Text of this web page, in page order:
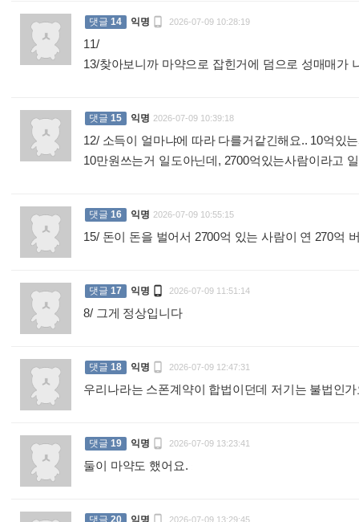
댓글 14 익명  2026-07-09 10:28:19
11/
13/찾아보니까 마약으로 잡힌거에 덤으로 성매매가
댓글 15 익명 2026-07-09 10:39:18
12/ 소득이 얼마냐에 따라 다를거같긴해요.. 10억있
10만원쓰는거 일도아닌데, 2700억있는사람이라고
댓글 16 익명 2026-07-09 10:55:15
15/ 돈이 돈을 벌어서 2700억 있는 사람이 연 270억
댓글 17 익명  2026-07-09 11:51:14
8/ 그게 정상입니다
댓글 18 익명  2026-07-09 12:47:31
우리나라는 스폰계약이 합법이던데 저기는 불법인
댓글 19 익명  2026-07-09 13:23:41
둘이 마약도 했어요.
댓글 20 익명 2026-07-09 13:29:45